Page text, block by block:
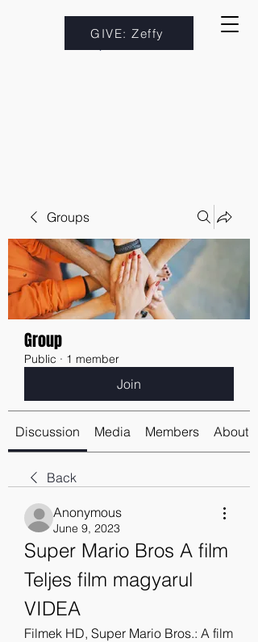
GIVE: Zeffy
Groups
Group
Public · 1 member
Join
Discussion Media Members About
Back
Anonymous
June 9, 2023
Super Mario Bros A film
Teljes film magyarul
VIDEA
Filmek HD, Super Mario Bros.: A film